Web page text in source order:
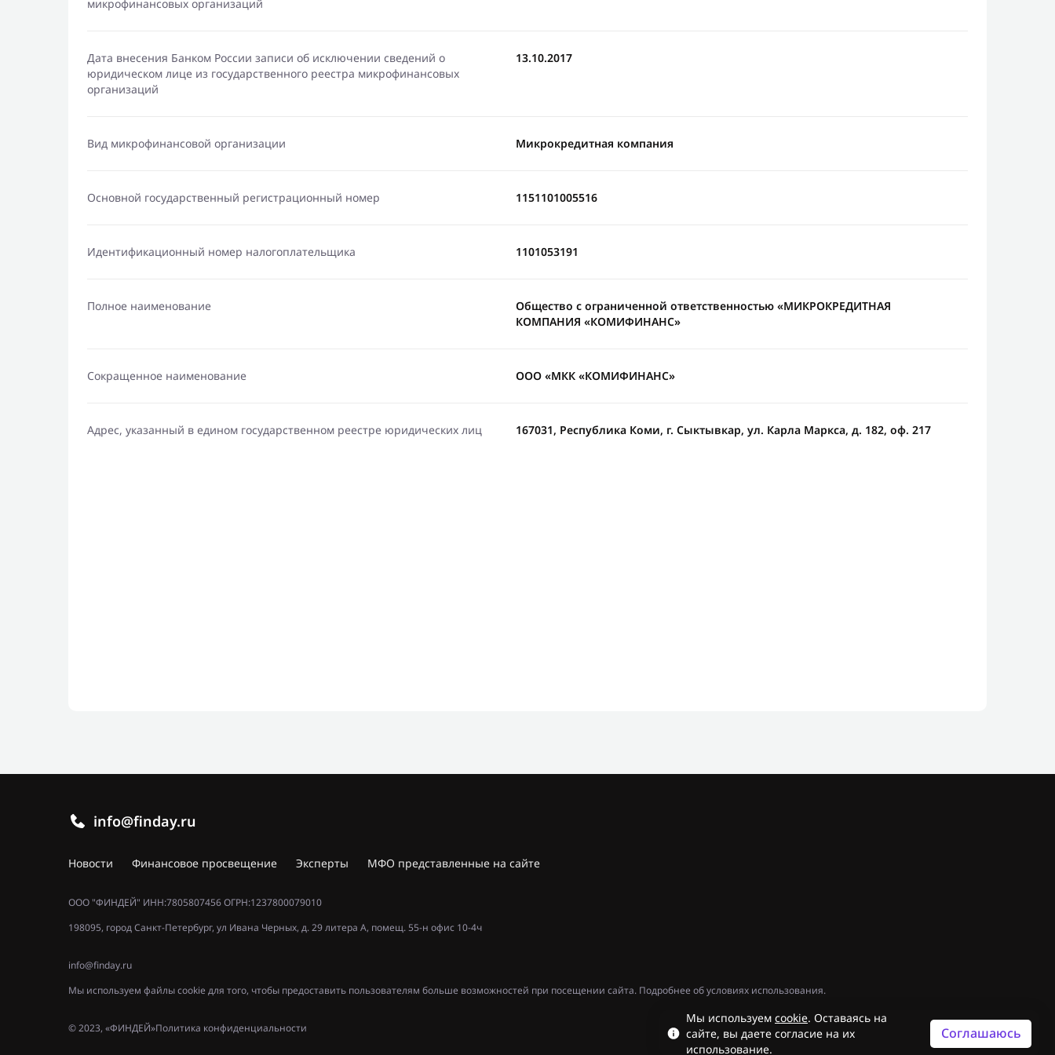
микрофинансовых организаций
Дата внесения Банком России записи об исключении сведений о
юридическом лице из государственного реестра микрофинансовых
организаций
13.10.2017
Вид микрофинансовой организации Микрокредитная компания
Основной государственный регистрационный номер 1151101005516
Идентификационный номер налогоплательщика 1101053191
Полное наименование
Общество с ограниченной ответственностью «МИКРОКРЕДИТНАЯ
КОМПАНИЯ «КОМИФИНАНС»
Сокращенное наименование ООО «МКК «КОМИФИНАНС»
Адрес, указанный в едином государственном реестре юридических лиц 167031, Республика Коми, г. Сыктывкар, ул. Карла Маркса, д. 182, оф. 217
info@finday.ru
Новости Финансовое просвещение Эксперты МФО представленные на сайте
ООО "ФИНДЕЙ" ИНН:7805807456 ОГРН:1237800079010
198095, город Санкт-Петербург, ул Ивана Черных, д. 29 литера А, помещ. 55-н офис 10-4ч
info@finday.ru
Мы используем файлы cookie для того, чтобы предоставить пользователям больше возможностей при посещении сайта. Подробнее об условиях использования.
Политика конфиденциальности
© 2023, «ФИНДЕЙ»
Мы используем cookie. Оставаясь на
сайте, вы даете согласие на их
использование.
Соглашаюсь